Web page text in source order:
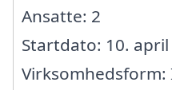
Ansatte: 2
Startdato: 10. april